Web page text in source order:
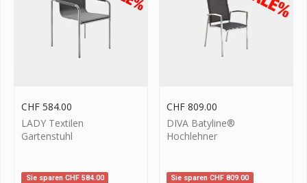
LADY Textilen
Gartenstuhl
Sie sparen CHF584.00
CHF 584.00
DIVA Batyline®
Hochlehner
Sie sparenCHF 809.00
CHF 809.00